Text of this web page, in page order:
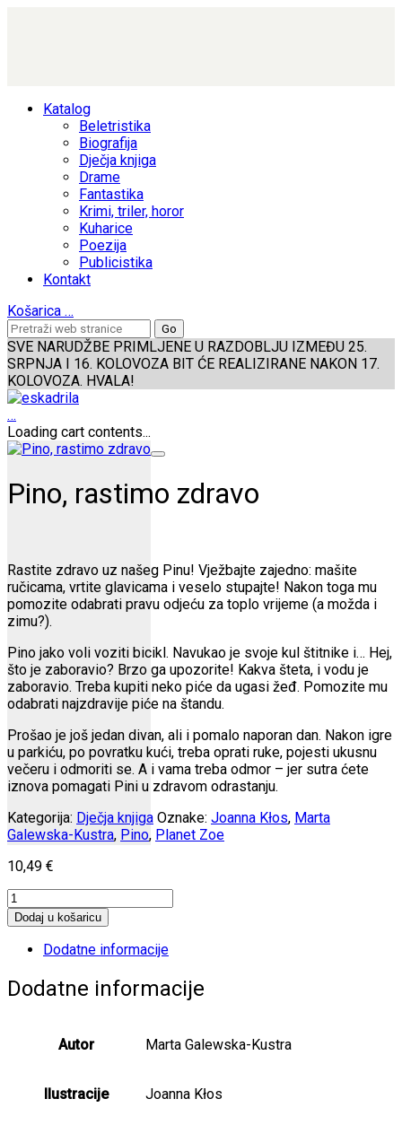
Katalog
Beletristika
Biografija
Dječja knjiga
Drame
Fantastika
Krimi, triler, horor
Kuharice
Poezija
Publicistika
Kontakt
Košarica …
SVE NARUDŽBE PRIMLJENE U RAZDOBLJU IZMEĐU 25.
SRPNJA I 16. KOLOVOZA BIT ĆE REALIZIRANE NAKON 17.
KOLOVOZA. HVALA!
…
Loading cart contents...
Pino, rastimo zdravo
Rastite zdravo uz našeg Pinu! Vježbajte zajedno: mašite
ručicama, vrtite glavicama i veselo stupajte! Nakon toga mu
pomozite odabrati pravu odjeću za toplo vrijeme (a možda i
zimu?).
Pino jako voli voziti bicikl. Navukao je svoje kul štitnike i… Hej,
što je zaboravio? Brzo ga upozorite! Kakva šteta, i vodu je
zaboravio. Treba kupiti neko piće da ugasi žeđ. Pomozite mu
odabrati najzdravije piće na štandu.
Prošao je još jedan divan, ali i pomalo naporan dan. Nakon igre
u parkiću, po povratku kući, treba oprati ruke, pojesti ukusnu
večeru i odmoriti se. A i vama treba odmor – jer sutra ćete
iznova pomagati Pini u zdravom odrastanju.
Kategorija: Dječja knjiga Oznake: Joanna Kłos, Marta
Galewska-Kustra, Pino, Planet Zoe
10,49 €
Pino,
rastimo
zdravo
količina
Dodaj u košaricu
Dodatne informacije
Dodatne informacije
Autor Marta Galewska-Kustra
Ilustracije Joanna Kłos